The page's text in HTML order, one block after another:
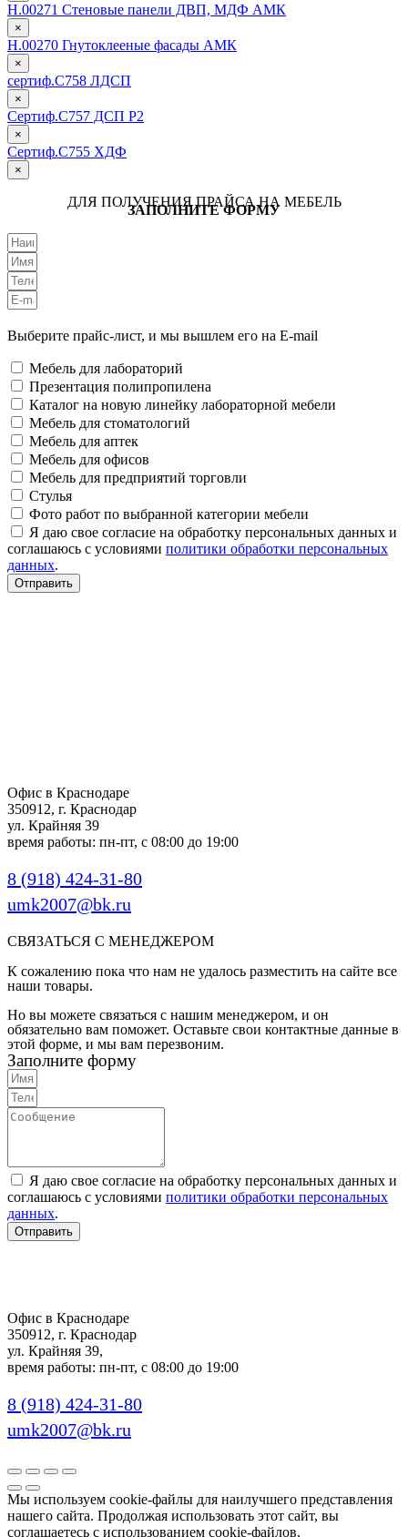
Н.00271 Стеновые панели ДВП, МДФ АМК
×
Н.00270 Гнутоклееные фасады АМК
×
сертиф.С758 ЛДСП
×
Сертиф.С757 ДСП Р2
×
Сертиф.С755 ХДФ
×
ДЛЯ ПОЛУЧЕНИЯ ПРАЙСА НА МЕБЕЛЬ
ЗАПОЛНИТЕ ФОРМУ
Выберите прайс-лист, и мы вышлем его на E-mail
Мебель для лабораторий
Презентация полипропилена
Каталог на новую линейку лабораторной мебели
Мебель для стоматологий
Мебель для аптек
Мебель для офисов
Мебель для предприятий торговли
Стулья
Фото работ по выбранной категории мебели
Я даю свое согласие на обработку персональных данных и
соглашаюсь с условиями политики обработки персональных
данных.
Отправить
Офис в Краснодаре
350912, г. Краснодар
ул. Крайняя 39
время работы: пн-пт, с 08:00 до 19:00
8 (918) 424-31-80
umk2007@bk.ru
СВЯЗАТЬСЯ С МЕНЕДЖЕРОМ
К сожалению пока что нам не удалось разместить на сайте все
наши товары.
Но вы можете связаться с нашим менеджером, и он
обязательно вам поможет. Оставьте свои контактные данные в
этой форме, и мы вам перезвоним.
Заполните форму
Я даю свое согласие на обработку персональных данных и
соглашаюсь с условиями политики обработки персональных
данных.
Отправить
Офис в Краснодаре
350912, г. Краснодар
ул. Крайняя 39,
время работы: пн-пт, с 08:00 до 19:00
8 (918) 424-31-80
umk2007@bk.ru
Мы используем cookie-файлы для наилучшего представления
нашего сайта. Продолжая использовать этот сайт, вы
соглашаетесь с использованием cookie-файлов.